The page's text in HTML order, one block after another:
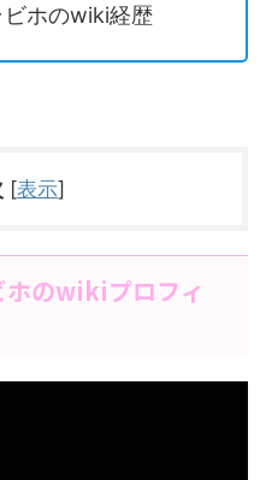
ホのwiki経歴
[表示]
ホのwikiプロフィ